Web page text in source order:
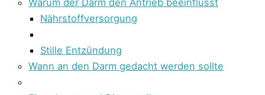
Nährstoffversorgung
Stille Entzündung
Wann an den Darm gedacht werden sollte